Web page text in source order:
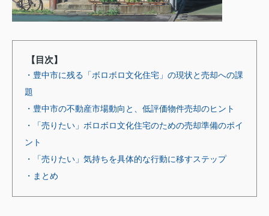
【目次】
・豊中市に残る「ボロボロ文化住宅」の現状と売却への課
題
・豊中市の不動産市場動向と、低評価物件売却のヒント
・「売りたい」ボロボロ文化住宅のための売却準備のポイ
ント
・「売りたい」気持ちを具体的な行動に移すステップ
・まとめ